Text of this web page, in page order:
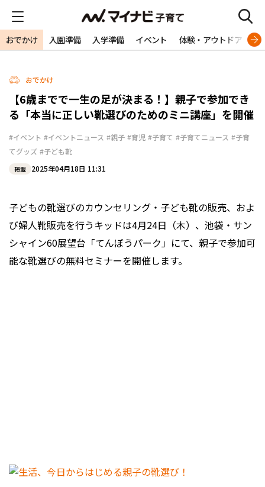
おでかけ 入園準備 入学準備 イベント 体験・アウトドア 旅
おでかけ
【6歳までで一生の足が決まる！】親子で参加でき
る「本当に正しい靴選びのためのミニ講座」を開催
#イベント #イベントニュース #親子 #育児 #子育て #子育てニュース #子育
てグッズ #子ども靴
掲載 2025年04月18日 11:31
子どもの靴選びのカウンセリング・子ども靴の販売、およ
び婦人靴販売を行うキッドは4月24日（木）、池袋・サン
シャイン60展望台「てんぼうパーク」にて、親子で参加可
能な靴選びの無料セミナーを開催します。